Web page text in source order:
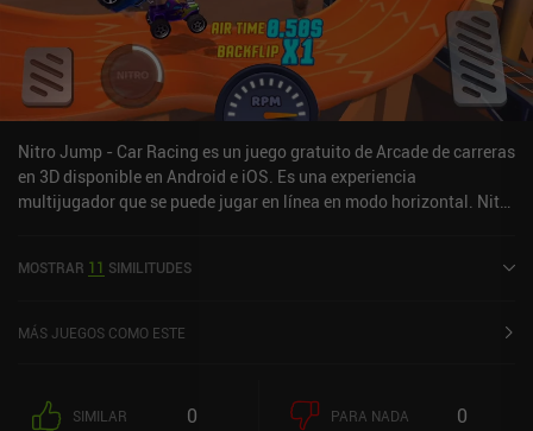
Nitro Jump - Car Racing es un juego gratuito de Arcade de carreras
en 3D disponible en Android e iOS. Es una experiencia
multijugador que se puede jugar en línea en modo horizontal. Nitro
en la App Store de iOS.
MOSTRAR 11 SIMILITUDES
MÁS JUEGOS COMO ESTE
SIMILAR 0 PARA NADA 0